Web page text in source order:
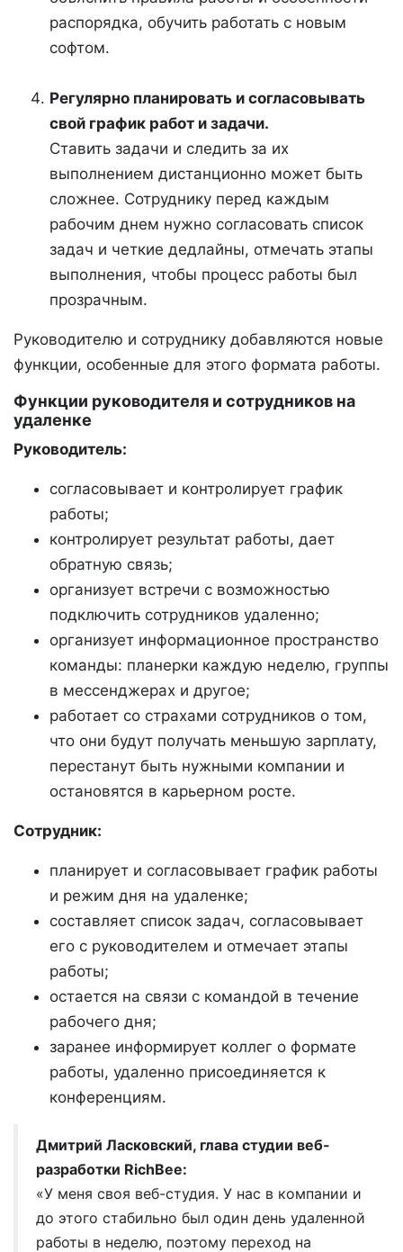
распорядка, обучить работать с новым
софтом.
Регулярно планировать и согласовывать
свой график работ и задачи.
Ставить задачи и следить за их
выполнением дистанционно может быть
сложнее. Сотруднику перед каждым
рабочим днем нужно согласовать список
задач и четкие дедлайны, отмечать этапы
выполнения, чтобы процесс работы был
прозрачным.
Руководителю и сотруднику добавляются новые
функции, особенные для этого формата работы.
Функции руководителя и сотрудников на
удаленке
Руководитель:
согласовывает и контролирует график
работы;
контролирует результат работы, дает
обратную связь;
организует встречи с возможностью
подключить сотрудников удаленно;
организует информационное пространство
команды: планерки каждую неделю, группы
в мессенджерах и другое;
работает со страхами сотрудников о том,
что они будут получать меньшую зарплату,
перестанут быть нужными компании и
остановятся в карьерном росте.
Сотрудник:
планирует и согласовывает график работы
и режим дня на удаленке;
составляет список задач, согласовывает
его с руководителем и отмечает этапы
работы;
остается на связи с командой в течение
рабочего дня;
заранее информирует коллег о формате
работы, удаленно присоединяется к
конференциям.
Дмитрий Ласковский, глава студии веб-
разработки RichBee:
«У меня своя веб-студия. У нас в компании и
до этого стабильно был один день удаленной
работы в неделю, поэтому переход на